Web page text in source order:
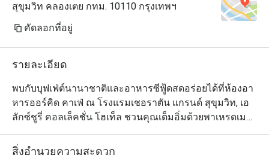
สุขุมวิท คลองเตย กทม. 10110 กรุงเทพฯ
คัดลอกที่อยู่
รายละเอียด
พบกับบุฟเฟ่ต์นานาชาติและอาหารซีฟู้ดสดอร่อยได้ที่ห้องอา
หารออร์คิด คาเฟ่ ณ โรงแรมเชอราตัน แกรนด์ สุขุมวิท, เอ
ลักซ์ชูรี่ คอลเล็คชั่น โฮเท็ล ชวนคุณเต็มอิ่มด้วยพาเหรดเมนู
อาหารนานาชาติอัดแน่นด้วยคุณภาพและรสชาติอันยอด
เยี่ยมทั้งมื้อกลางวันและมื้อเย็น
สิ่งอำนวยความสะดวก